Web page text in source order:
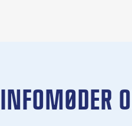
IN­FO­MØ­DER